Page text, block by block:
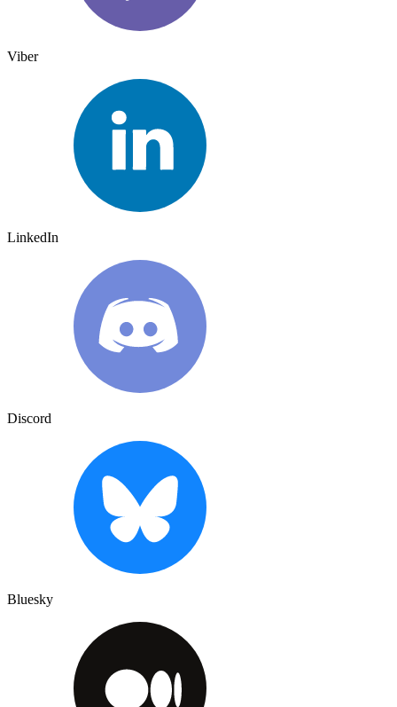
Viber
LinkedIn
Discord
Bluesky